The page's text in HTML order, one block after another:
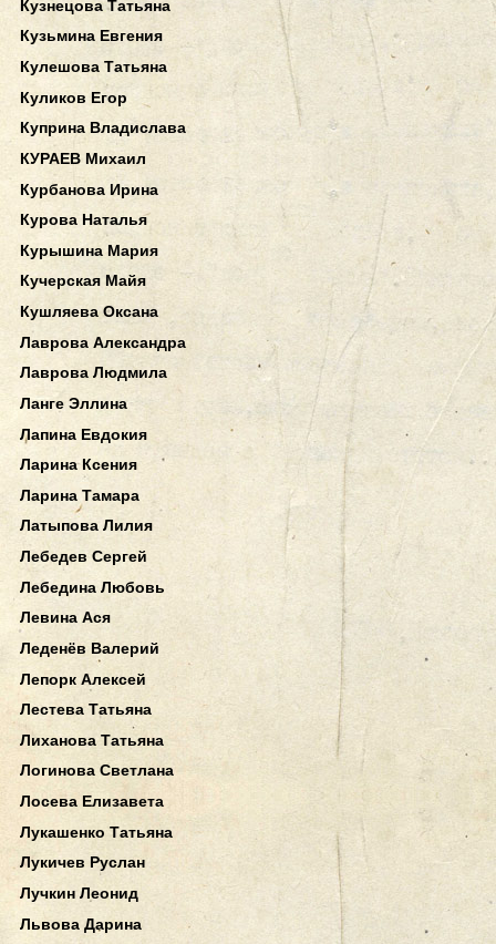
Кузнецова Татьяна
Кузьмина Евгения
Кулешова Татьяна
Куликов Егор
Куприна Владислава
КУРАЕВ Михаил
Курбанова Ирина
Курова Наталья
Курышина Мария
Кучерская Майя
Кушляева Оксана
Лаврова Александра
Лаврова Людмила
Ланге Эллина
Лапина Евдокия
Ларина Ксения
Ларина Тамара
Латыпова Лилия
Лебедев Сергей
Лебедина Любовь
Левина Ася
Леденёв Валерий
Лепорк Алексей
Лестева Татьяна
Лиханова Татьяна
Логинова Светлана
Лосева Елизавета
Лукашенко Татьяна
Лукичев Руслан
Лучкин Леонид
Львова Дарина